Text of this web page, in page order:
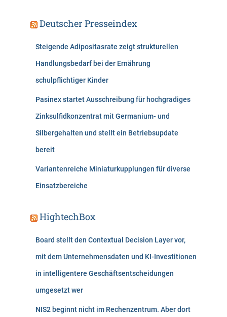
Deutscher Presseindex
Steigende Adipositasrate zeigt strukturellen
Handlungsbedarf bei der Ernährung
schulpflichtiger Kinder
Pasinex startet Ausschreibung für hochgradiges
Zinksulfidkonzentrat mit Germanium- und
Silbergehalten und stellt ein Betriebsupdate
bereit
Variantenreiche Miniaturkupplungen für diverse
Einsatzbereiche
HightechBox
Board stellt den Contextual Decision Layer vor,
mit dem Unternehmensdaten und KI-Investitionen
in intelligentere Geschäftsentscheidungen
umgesetzt wer
NIS2 beginnt nicht im Rechenzentrum. Aber dort